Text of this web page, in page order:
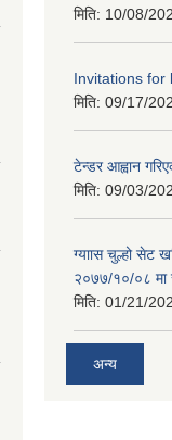
मिति: 10/08/
Invitations for
मिति: 09/17/
टेन्डर आह्वान
मिति: 09/03/
ग्याास चुल्हो सेट
२०७७/१०/०८ मा
मिति: 01/21/
अन्य